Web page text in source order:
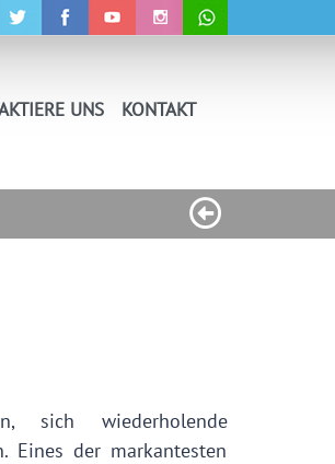
UNS KONTAKT
sich wiederholende
Eines der markantesten